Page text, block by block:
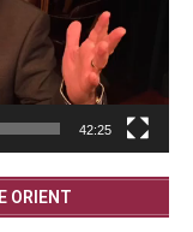
42:25
ORIENT